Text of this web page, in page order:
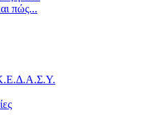
πώς...
Κ.Ε.Δ.Α.Σ.Υ.